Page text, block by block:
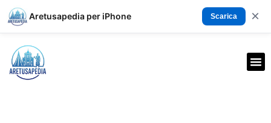
Aretusapedia per iPhone Scarica ×